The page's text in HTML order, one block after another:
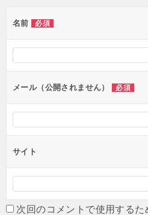
ー
シ
ン
名前 必須
メール（公開されません） 必須
サイト
次回のコメントで使用する